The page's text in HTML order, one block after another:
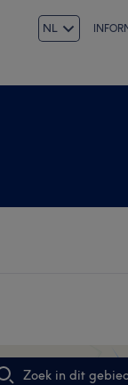
NL
Zoek in dit